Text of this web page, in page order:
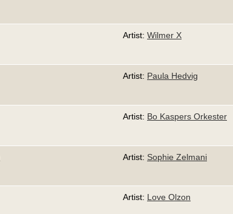
Artist: Wilmer X
Artist: Paula Hedvig
Artist: Bo Kaspers Orkester
Artist: Sophie Zelmani
Artist: Love Olzon